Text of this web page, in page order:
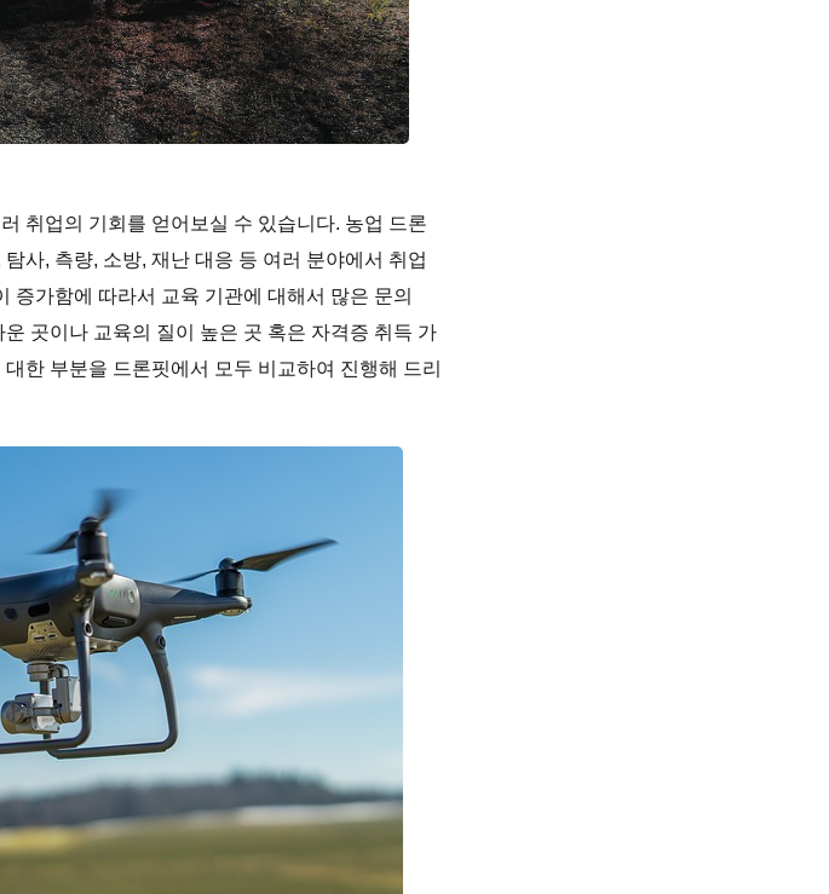
취업의 기회를 얻어보실 수 있습니다. 농업 드론
사, 측량, 소방, 재난 대응 등 여러 분야에서 취업
증가함에 따라서 교육 기관에 대해서 많은 문의
곳이나 교육의 질이 높은 곳 혹은 자격증 취득 가
한 부분을 드론핏에서 모두 비교하여 진행해 드리